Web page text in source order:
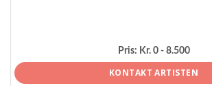
Pris: Kr. 0 - 8.500
KONTAKT ARTISTEN